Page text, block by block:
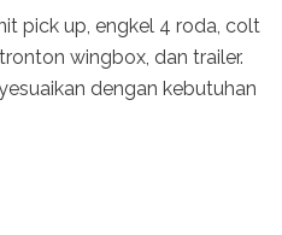
pick up, engkel 4 roda, colt
wingbox, dan trailer.
dengan kebutuhan